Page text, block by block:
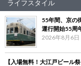
ライフスタイル
55年間、京の
運行開始55周
2026年8月6日
【入場無料！大江戸ビール